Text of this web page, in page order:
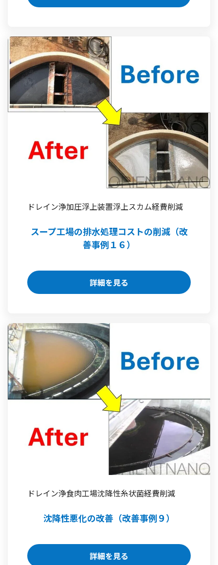
ドレイン浄加圧浮上装置浮上スカム経費削減
スープ工場の排水処理コストの削減（改
善事例１６）
詳細を見る
ドレイン浄食肉工場沈降性糸状菌経費削減
沈降性悪化の改善（改善事例９）
詳細を見る